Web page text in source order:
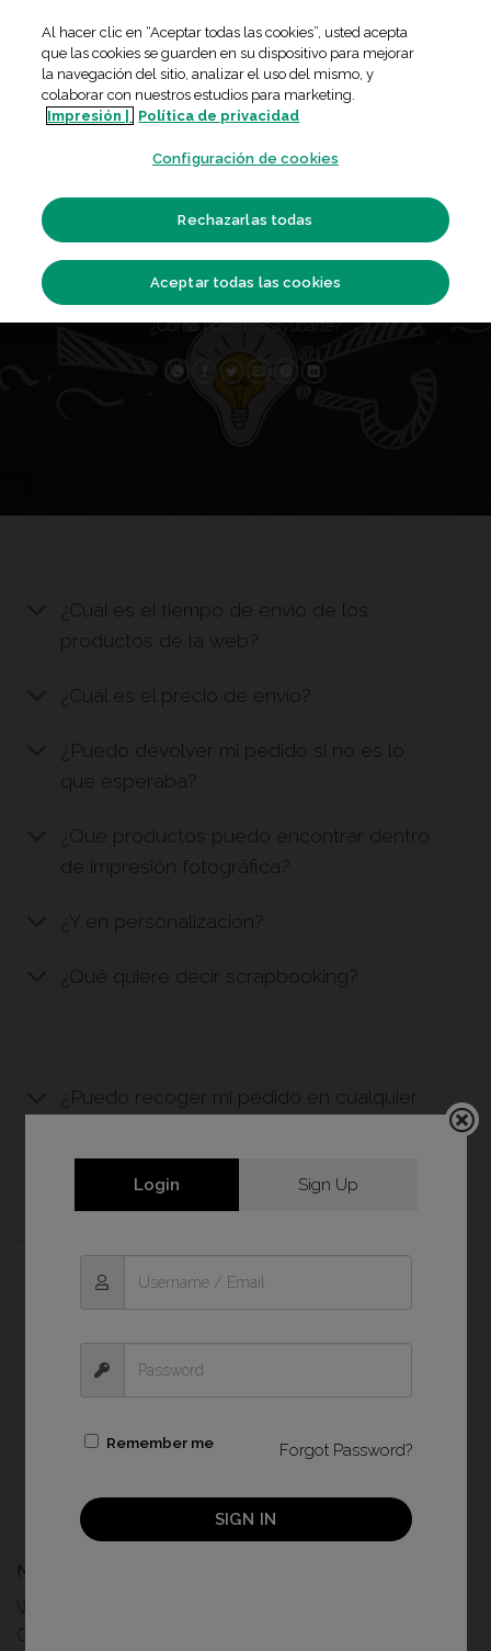
content
PREGUNTAS
FRECUENTES
¿Cómo podemos ayudarte?
¿Cuál es el tiempo de envío de los
productos de la web?
¿Cuál es el precio de envío?
¿Puedo devolver mi pedido si no es lo
que esperaba?
¿Qué productos puedo encontrar dentro
de impresión fotográfica?
¿Y en personalización?
¿Qué quiere decir scrapbooking?
¿Puedo recoger mi pedido en cualquier
¿Dónde hay tiendas Wonder Photo Shop
y cuál es su horario?
Nuestra tienda física
Wonder Photo Shop
Gran de Gràcia, 1
Login Sign Up
Remember me Forgot Password?
SIGN IN
Al hacer clic en “Aceptar todas las cookies”, usted acepta
que las cookies se guarden en su dispositivo para mejorar
la navegación del sitio, analizar el uso del mismo, y
colaborar con nuestros estudios para marketing.
Impresión |
Política de privacidad
Configuración de cookies
Rechazarlas todas
Aceptar todas las cookies